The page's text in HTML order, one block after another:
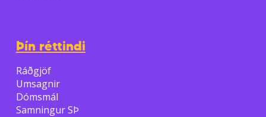
Þín réttindi
Ráðgjöf
Umsagnir
Dómsmál
Samningur SÞ